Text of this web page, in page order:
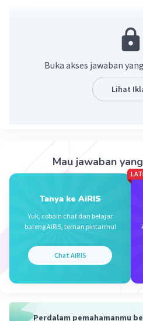
Level 29
10 Januari 2023 09:55
Jawabannya E
Buka akses jawaban
Lihat
Mau jawaban
Tanya ke AiRIS
Yuk, cobain chat dan belajar
bareng AiRIS, teman pintarmu!
Chat AiRIS
Perdalam pemahamanmu